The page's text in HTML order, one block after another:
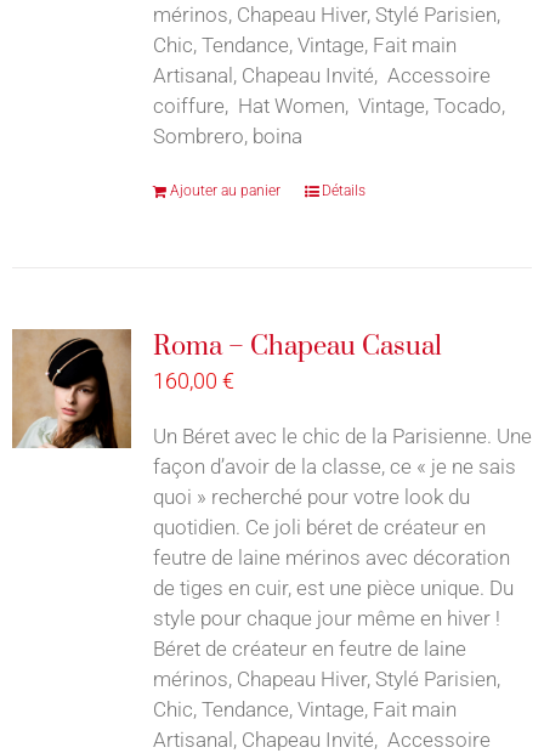
mérinos, Chapeau Hiver, Stylé Parisien,
Chic, Tendance, Vintage, Fait main
Artisanal, Chapeau Invité, Accessoire
coiffure, Hat Women, Vintage, Tocado,
Sombrero, boina
Ajouter au panier Détails
Roma – Chapeau Casual
160,00 €
Un Béret avec le chic de la Parisienne. Une
façon d’avoir de la classe, ce « je ne sais
quoi » recherché pour votre look du
quotidien. Ce joli béret de créateur en
feutre de laine mérinos avec décoration
de tiges en cuir, est une pièce unique. Du
style pour chaque jour même en hiver !
Béret de créateur en feutre de laine
mérinos, Chapeau Hiver, Stylé Parisien,
Chic, Tendance, Vintage, Fait main
Artisanal, Chapeau Invité, Accessoire